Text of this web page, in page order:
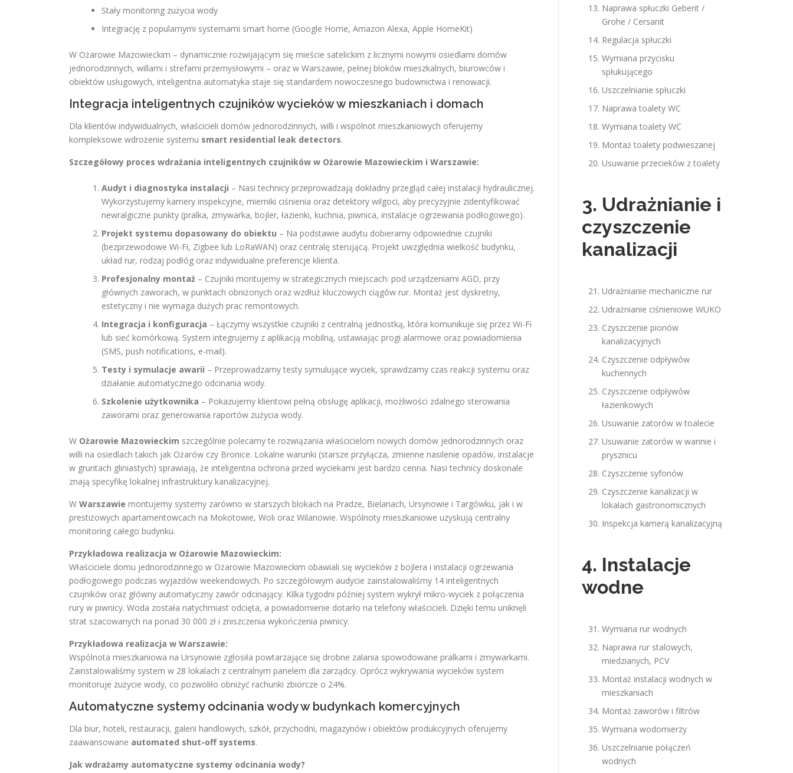
Stały monitoring zużycia wody
Integrację z popularnymi systemami smart home (Google Home, Amazon Alexa, Apple HomeKit)
W Ożarowie Mazowieckim – dynamicznie rozwijającym się mieście satelickim z licznymi nowymi osiedlami domów
jednorodzinnych, willami i strefami przemysłowymi – oraz w Warszawie, pełnej bloków mieszkalnych, biurowców i
obiektów usługowych, inteligentna automatyka staje się standardem nowoczesnego budownictwa i renowacji.
Integracja inteligentnych czujników wycieków w mieszkaniach i domach
Dla klientów indywidualnych, właścicieli domów jednorodzinnych, willi i wspólnot mieszkaniowych oferujemy
kompleksowe wdrożenie systemu smart residential leak detectors.
Szczegółowy proces wdrażania inteligentnych czujników w Ożarowie Mazowieckim i Warszawie:
Audyt i diagnostyka instalacji – Nasi technicy przeprowadzają dokładny przegląd całej instalacji hydraulicznej.
Wykorzystujemy kamery inspekcyjne, mierniki ciśnienia oraz detektory wilgoci, aby precyzyjnie zidentyfikować
newralgiczne punkty (pralka, zmywarka, bojler, łazienki, kuchnia, piwnica, instalacje ogrzewania podłogowego).
Projekt systemu dopasowany do obiektu – Na podstawie audytu dobieramy odpowiednie czujniki
(bezprzewodowe Wi-Fi, Zigbee lub LoRaWAN) oraz centralę sterującą. Projekt uwzględnia wielkość budynku,
układ rur, rodzaj podłóg oraz indywidualne preferencje klienta.
Profesjonalny montaż – Czujniki montujemy w strategicznych miejscach: pod urządzeniami AGD, przy
głównych zaworach, w punktach obniżonych oraz wzdłuż kluczowych ciągów rur. Montaż jest dyskretny,
estetyczny i nie wymaga dużych prac remontowych.
Integracja i konfiguracja – Łączymy wszystkie czujniki z centralną jednostką, która komunikuje się przez Wi-Fi
lub sieć komórkową. System integrujemy z aplikacją mobilną, ustawiając progi alarmowe oraz powiadomienia
(SMS, push notifications, e-mail).
Testy i symulacje awarii – Przeprowadzamy testy symulujące wyciek, sprawdzamy czas reakcji systemu oraz
działanie automatycznego odcinania wody.
Szkolenie użytkownika – Pokazujemy klientowi pełną obsługę aplikacji, możliwości zdalnego sterowania
zaworami oraz generowania raportów zużycia wody.
W Ożarowie Mazowieckim szczególnie polecamy te rozwiązania właścicielom nowych domów jednorodzinnych oraz
willi na osiedlach takich jak Ożarów czy Bronice. Lokalne warunki (starsze przyłącza, zmienne nasilenie opadów, instalacje
w gruntach gliniastych) sprawiają, że inteligentna ochrona przed wyciekami jest bardzo cenna. Nasi technicy doskonale
znają specyfikę lokalnej infrastruktury kanalizacyjnej.
W Warszawie montujemy systemy zarówno w starszych blokach na Pradze, Bielanach, Ursynowie i Targówku, jak i w
prestiżowych apartamentowcach na Mokotowie, Woli oraz Wilanowie. Wspólnoty mieszkaniowe uzyskują centralny
monitoring całego budynku.
Przykładowa realizacja w Ożarowie Mazowieckim:
Właściciele domu jednorodzinnego w Ożarowie Mazowieckim obawiali się wycieków z bojlera i instalacji ogrzewania
podłogowego podczas wyjazdów weekendowych. Po szczegółowym audycie zainstalowaliśmy 14 inteligentnych
czujników oraz główny automatyczny zawór odcinający. Kilka tygodni później system wykrył mikro-wyciek z połączenia
rury w piwnicy. Woda została natychmiast odcięta, a powiadomienie dotarło na telefony właścicieli. Dzięki temu uniknęli
strat szacowanych na ponad 30 000 zł i zniszczenia wykończenia piwnicy.
Przykładowa realizacja w Warszawie:
Wspólnota mieszkaniowa na Ursynowie zgłosiła powtarzające się drobne zalania spowodowane pralkami i zmywarkami.
Zainstalowaliśmy system w 28 lokalach z centralnym panelem dla zarządcy. Oprócz wykrywania wycieków system
monitoruje zużycie wody, co pozwoliło obniżyć rachunki zbiorcze o 24%.
Automatyczne systemy odcinania wody w budynkach komercyjnych
Dla biur, hoteli, restauracji, galerii handlowych, szkół, przychodni, magazynów i obiektów produkcyjnych oferujemy
zaawansowane automated shut-off systems.
Jak wdrażamy automatyczne systemy odcinania wody?
Naprawa spłuczki Geberit /
Grohe / Cersanit
Regulacja spłuczki
Wymiana przycisku
spłukującego
Uszczelnianie spłuczki
Naprawa toalety WC
Wymiana toalety WC
Montaż toalety podwieszanej
Usuwanie przecieków z toalety
3. Udrażnianie i
czyszczenie
kanalizacji
Udrażnianie mechaniczne rur
Udrażnianie ciśnieniowe WUKO
Czyszczenie pionów
kanalizacyjnych
Czyszczenie odpływów
kuchennych
Czyszczenie odpływów
łazienkowych
Usuwanie zatorów w toalecie
Usuwanie zatorów w wannie i
prysznicu
Czyszczenie syfonów
Czyszczenie kanalizacji w
lokalach gastronomicznych
Inspekcja kamerą kanalizacyjną
4. Instalacje
wodne
Wymiana rur wodnych
Naprawa rur stalowych,
miedzianych, PCV
Montaż instalacji wodnych w
mieszkaniach
Montaż zaworów i filtrów
Wymiana wodomierzy
Uszczelnianie połączeń
wodnych